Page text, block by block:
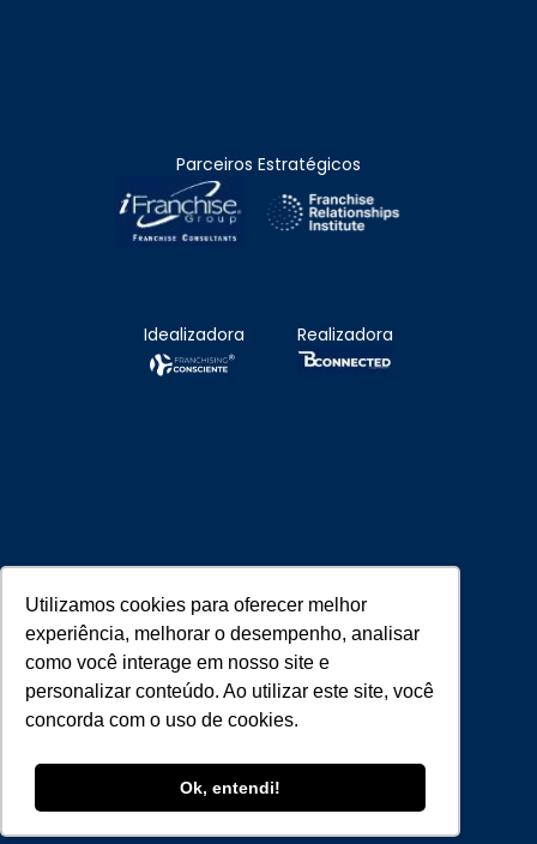
Utilizamos cookies para oferecer melhor
experiência, melhorar o desempenho, analisar
como você interage em nosso site e
personalizar conteúdo. Ao utilizar este site, você
concorda com o uso de cookies.
Ok, entendi!
Parceiros Estratégicos
Idealizadora Realizadora
Parceiros Estratégicos